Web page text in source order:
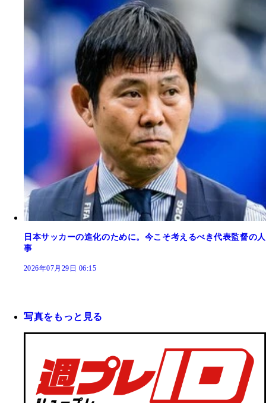
日本サッカーの進化のために。今こそ考えるべき代表監督の人
事
2026年07月29日 06:15
写真をもっと見る